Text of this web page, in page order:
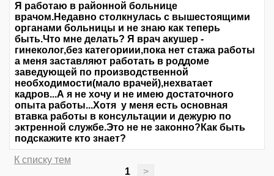
Я работаю в районной больнице
врачом.Недавно столкнулась с вышестоящими
органами больницы и не знаю как теперь
быть.Что мне делать? Я врач акушер -
гинеколог,без категориии,пока нет стажа работы
а меня заставляют работать в роддоме
заведующей по производственной
необходимости(мало врачей),нехватает
кадров...А я не хочу и не имею достаточного
опыта работы...Хотя у меня есть основная
втавка работы в консультации и дежурю по
эктренной службе.Это не не законно?Как быть
подскажите кто знает?
К списку тем
1
>